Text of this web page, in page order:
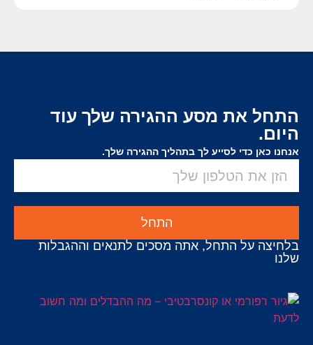
התחל את מסע ההגירה שלך עוד
היום.
אנחנו כאן כדי לסייע לך בתהליך ההגירה שלך.
התחל
בלחיצה על התחל, אתה מסכים לתנאים וההגבלות
שלנו